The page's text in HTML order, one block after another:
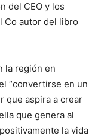
del CEO y los
Co autor del libro
la región en
“convertirse en un
que aspira a crear
que genera al
la vida